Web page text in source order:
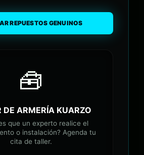
REPUESTOS GENUINOS
🧰
DE ARMERÍA KUARZO
que un experto realice el
o instalación? Agenda tu
cita de taller.